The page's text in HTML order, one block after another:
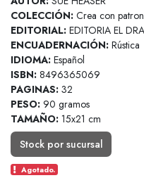
COLECCIÓN: Crea con
EDITORIAL: EDITORIA EL
ENCUADERNACIÓN: Rústica
IDIOMA: Español
ISBN: 8496365069
PAGINAS: 32
PESO: 90 gramos
TAMAÑO: 15x21 cm
Stock por sucursal
Agotado.